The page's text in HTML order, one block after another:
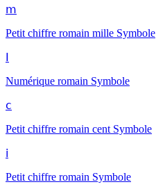
ⅿ
Petit chiffre romain mille Symbole
Numérique romain Symbole
ⅽ
Petit chiffre romain cent Symbole
ⅰ
Petit chiffre romain Symbole